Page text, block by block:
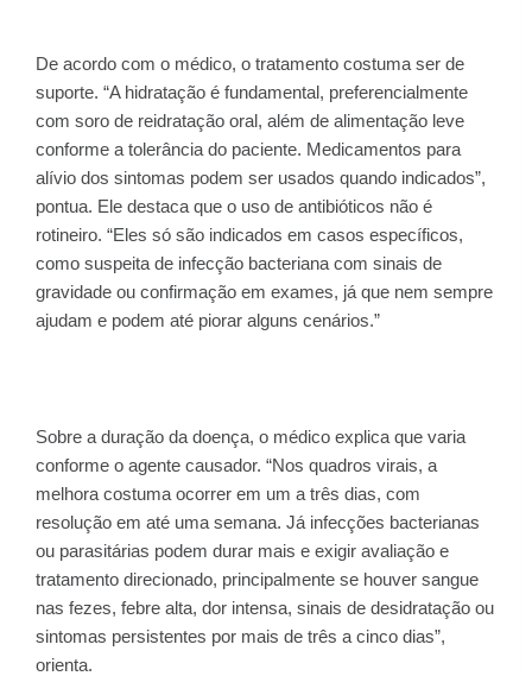
De acordo com o médico, o tratamento costuma ser de
suporte. “A hidratação é fundamental, preferencialmente
com soro de reidratação oral, além de alimentação leve
conforme a tolerância do paciente. Medicamentos para
alívio dos sintomas podem ser usados quando indicados”,
pontua. Ele destaca que o uso de antibióticos não é
rotineiro. “Eles só são indicados em casos específicos,
como suspeita de infecção bacteriana com sinais de
gravidade ou confirmação em exames, já que nem sempre
ajudam e podem até piorar alguns cenários.”
Sobre a duração da doença, o médico explica que varia
conforme o agente causador. “Nos quadros virais, a
melhora costuma ocorrer em um a três dias, com
resolução em até uma semana. Já infecções bacterianas
ou parasitárias podem durar mais e exigir avaliação e
tratamento direcionado, principalmente se houver sangue
nas fezes, febre alta, dor intensa, sinais de desidratação ou
sintomas persistentes por mais de três a cinco dias”,
orienta.